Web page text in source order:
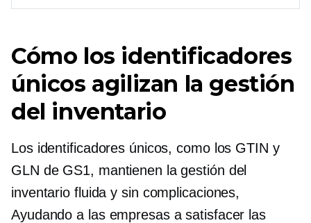
Cómo los identificadores
únicos agilizan la gestión
del inventario
Los identificadores únicos, como los GTIN y
GLN de GS1, mantienen la gestión del
inventario fluida y sin complicaciones,
Ayudando a las empresas a satisfacer las